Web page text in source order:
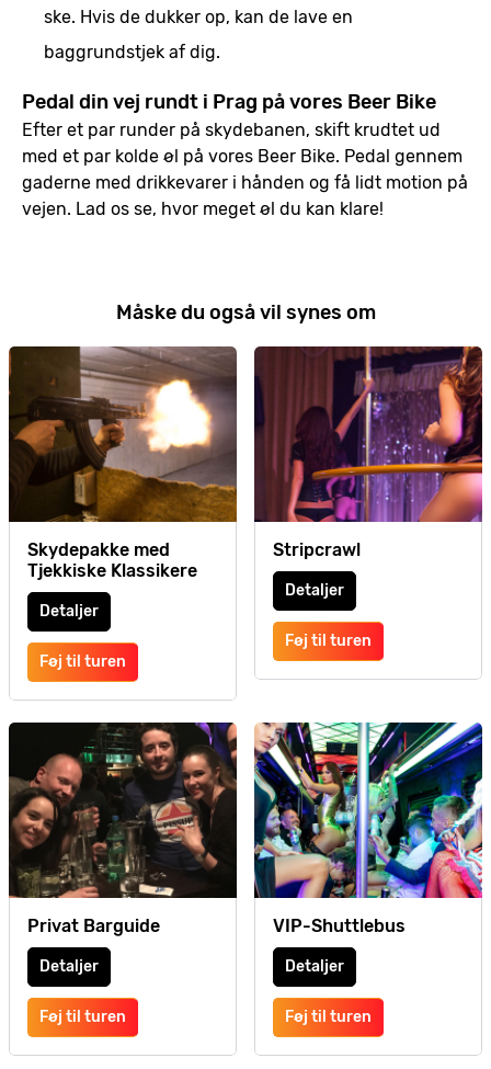
ske. Hvis de dukker op, kan de lave en
baggrundstjek af dig.
Pedal din vej rundt i Prag på vores Beer Bike
Efter et par runder på skydebanen, skift krudtet ud
med et par kolde øl på vores Beer Bike. Pedal gennem
gaderne med drikkevarer i hånden og få lidt motion på
vejen. Lad os se, hvor meget øl du kan klare!
Måske du også vil synes om
Skydepakke med
Tjekkiske Klassikere
Detaljer
Føj til turen
Stripcrawl
Detaljer
Føj til turen
Privat Barguide
Detaljer
Føj til turen
VIP-Shuttlebus
Detaljer
Føj til turen